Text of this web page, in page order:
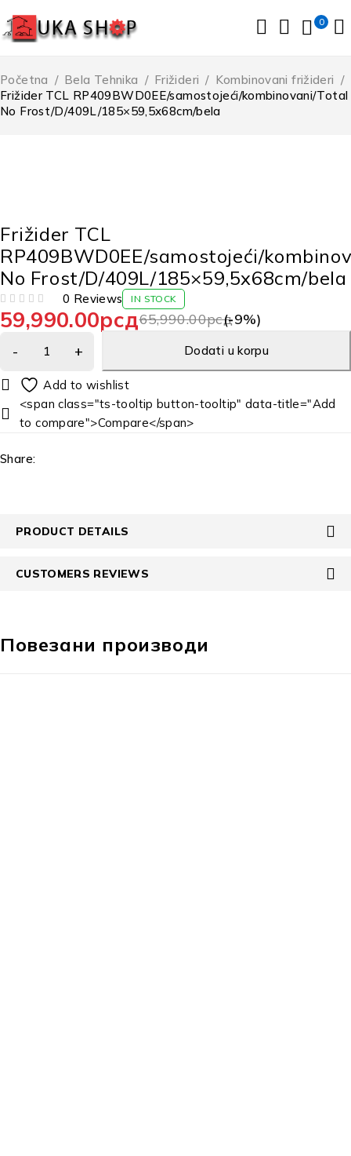
0
Početna / Bela Tehnika / Frižideri / Kombinovani frižideri /
Frižider TCL RP409BWD0EE/samostojeći/kombinovani/Total
No Frost/D/409L/185×59,5x68cm/bela
Frižider TCL
RP409BWD0EE/samostojeći/
No Frost/D/409L/185×59,5x68cm/bela
0 Reviews IN STOCK
65,990.00рсд
59,990.00рсд (-9%)
Dodati u korpu
<span class="ts-tooltip button-tooltip" data-title="Add
to compare">Compare</span>
Share:
PRODUCT DETAILS
CUSTOMERS REVIEWS
Повезани производи